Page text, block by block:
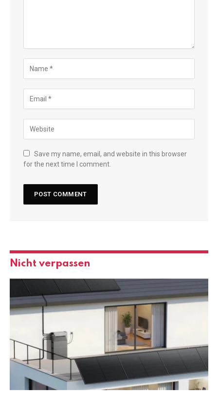
Save my name, email, and website in this browser
for the next time I comment.
Nicht verpassen